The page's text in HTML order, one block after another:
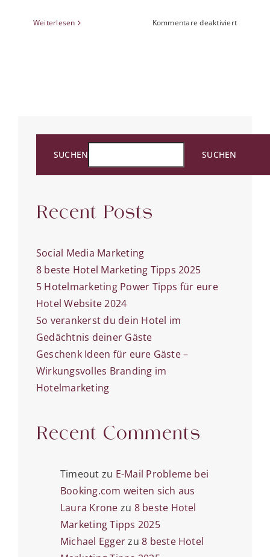
Weiterlesen Kommentare deaktiviertfür
SUCHEN SUCHEN
Recent Posts
Social Media Marketing
8 beste Hotel Marketing Tipps 2025
5 Hotelmarketing Power Tipps für eure
Hotel Website 2024
So verankerst du dein Hotel im
Gedächtnis deiner Gäste
Geschenk Ideen für eure Gäste –
Wirkungsvolles Branding im
Hotelmarketing
Recent Comments
Timeout zu E-Mail Probleme bei
Booking.com weiten sich aus
Laura Krone zu 8 beste Hotel
Marketing Tipps 2025
Michael Eggerzu8 beste Hotel